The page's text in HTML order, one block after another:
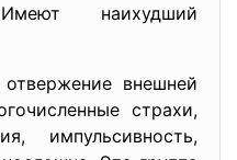
наихудший
внешней
страхи,
импульсивность,